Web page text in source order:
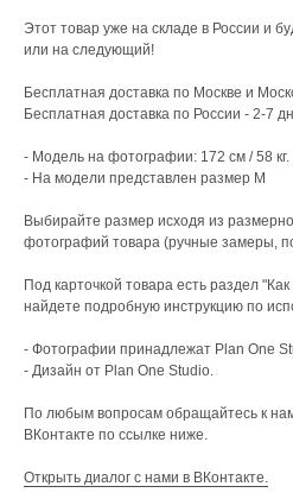
Этот товар уже на складе в России и
или на следующий!
Бесплатная доставка по Москве и
Бесплатная доставка по России - 2-7
- Модель на фотографии: 172 см / 58 кг.
- На модели представлен размер M
Выбирайте размер исходя из
фотографий товара (ручные замеры,
Под карточкой товара есть раздел
найдете подробную инструкцию по
- Фотографии принадлежат Plan One
- Дизайн от Plan One Studio.
По любым вопросам обращайтесь к
ВКонтакте по ссылке ниже.
Открыть диалог с нами в ВКонтакте.